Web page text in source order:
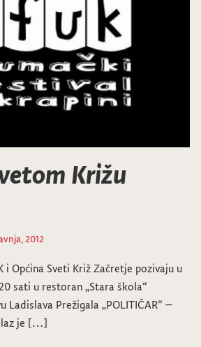
Križu
2012
i Općina Sveti Križ Začretje pozivaju u
sati u restoran „Stara škola“
Ladislava Prežigala „POLITIČAR“ –
je […]